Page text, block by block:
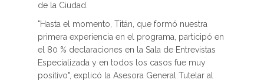
de la Ciudad.
"Hasta el momento, Titán, que formó nuestra
primera experiencia en el programa, participó en
el 80 % declaraciones en la Sala de Entrevistas
Especializada y en todos los casos fue muy
positivo", explicó la Asesora General Tutelar al